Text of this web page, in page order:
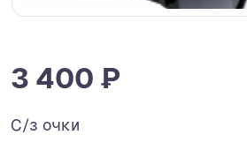
3 400 ₽
С/з очки